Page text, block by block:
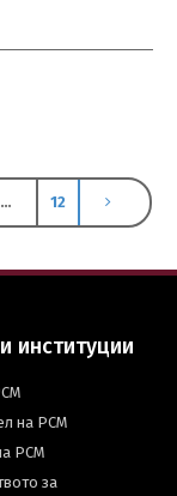
… 12
институции
на РСМ
РСМ
за